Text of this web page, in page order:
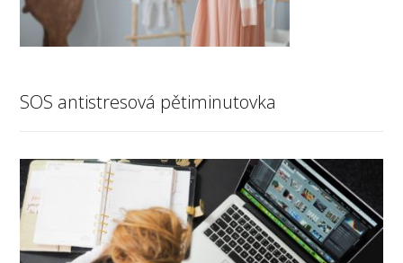
SOS antistresová pětiminutovka